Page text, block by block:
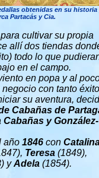
obtenidas en su historia
Partacás y Cia.
cultivar su propia
allí dos tiendas
todo lo que
en el campo.
en popa y al
con tanto
su aventura,
Cabañas de
Cabañas y González-
año 1846 con
Teresa (1849),
yAdela (1854).